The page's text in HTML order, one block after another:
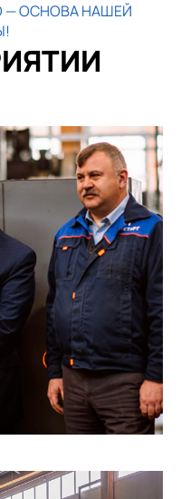
— ОСНОВА НАШЕЙ